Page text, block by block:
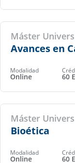
Máster
Avances en
Modalidad
Online 60
Máster
Bioética
Modalidad
Online 60